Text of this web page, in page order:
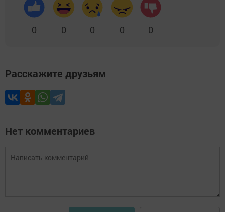
0 0 0 0 0
Расскажите друзьям
Нет комментариев